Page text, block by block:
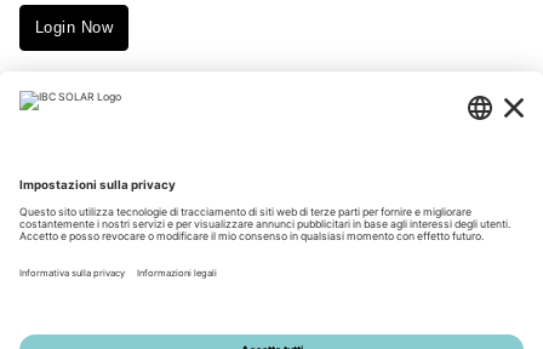
Login Now
Merkmale
Download